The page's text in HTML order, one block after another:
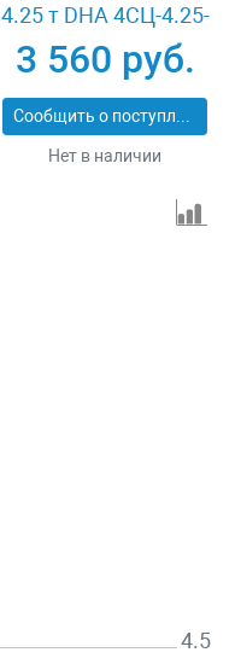
4.25 т DHA 4СЦ-4.25-
1.5
3 560 руб.
Сообщить о поступлении
Нет в наличии
4.5